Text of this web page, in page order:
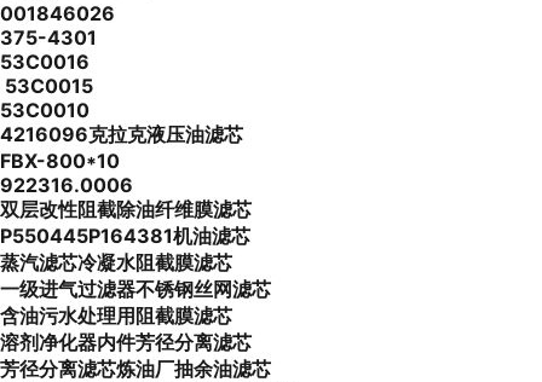
001846026
375-4301
53C0016
53C0015
53C0010
4216096克拉克液压油滤芯
FBX-800*10
922316.0006
双层改性阻截除油纤维膜滤芯
P550445P164381机油滤芯
蒸汽滤芯冷凝水阻截膜滤芯
一级进气过滤器不锈钢丝网滤芯
含油污水处理用阻截膜滤芯
溶剂净化器内件芳径分离滤芯
芳径分离滤芯炼油厂抽余油滤芯